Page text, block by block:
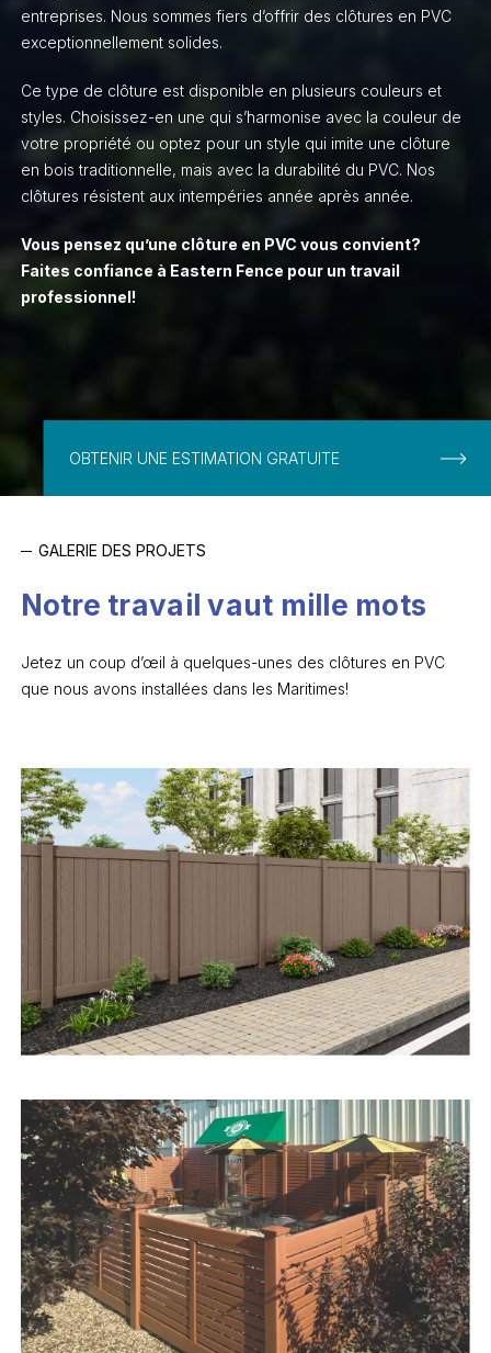
entreprises. Nous sommes fiers d’offrir des clôtures en PVC
exceptionnellement solides.
Ce type de clôture est disponible en plusieurs couleurs et
styles. Choisissez-en une qui s’harmonise avec la couleur de
votre propriété ou optez pour un style qui imite une clôture
en bois traditionnelle, mais avec la durabilité du PVC. Nos
clôtures résistent aux intempéries année après année.
Vous pensez qu’une clôture en PVC vous convient?
Faites confiance à Eastern Fence pour un travail
professionnel!
OBTENIR UNE ESTIMATION GRATUITE
GALERIE DES PROJETS
Notre travail vaut mille mots
Jetez un coup d’œil à quelques-unes des clôtures en PVC
que nous avons installées dans les Maritimes!